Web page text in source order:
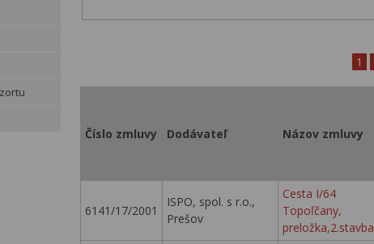
1
Číslo zmluvy Dodávateľ Názov zmluvy
6141/17/2001
ISPO, spol. s r.o.,
Prešov
Cesta I/64
Topoľčany,
preložka,2.stavba